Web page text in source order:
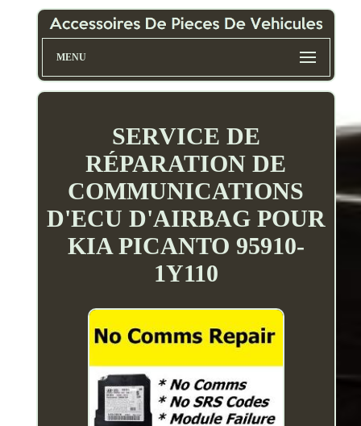
MENU
SERVICE DE
RÉPARATION DE
COMMUNICATIONS
D'ECU D'AIRBAG POUR
KIA PICANTO 95910-
1Y110